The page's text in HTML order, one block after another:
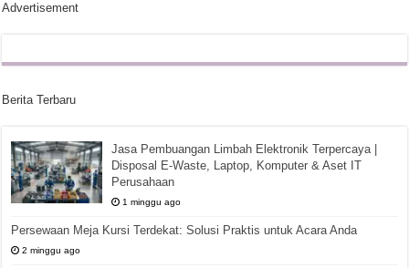
Advertisement
Berita Terbaru
Jasa Pembuangan Limbah Elektronik Terpercaya |
Disposal E-Waste, Laptop, Komputer & Aset IT
Perusahaan
1 minggu ago
Persewaan Meja Kursi Terdekat: Solusi Praktis untuk Acara Anda
2 minggu ago